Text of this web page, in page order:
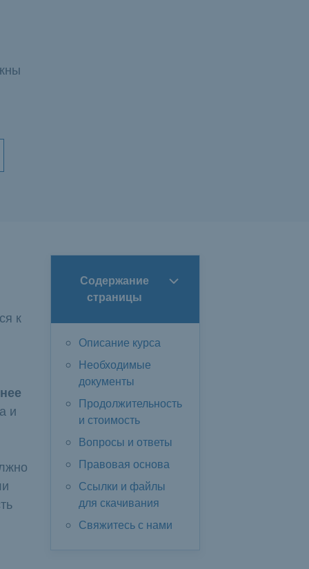
Содержание
страницы
Описание курса
Необходимые
документы
Продолжительность
и стоимость
Вопросы и ответы
Правовая основа
Ссылки и файлы
для скачивания
Свяжитесь с нами
к
и